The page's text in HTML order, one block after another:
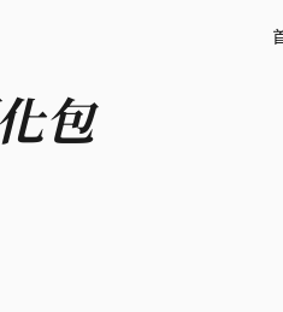
包